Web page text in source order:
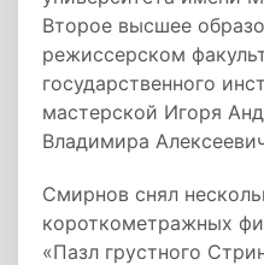
Второе высшее
режиссерском
государственного
мастерской Игоря
Владимира
Смирнов снял
короткометражных
«Пазл грустного